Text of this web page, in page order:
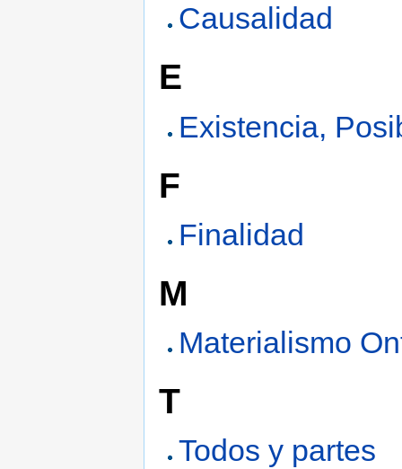
Causalidad
E
Existencia,
F
Finalidad
M
Materialismo
T
Todos y partes